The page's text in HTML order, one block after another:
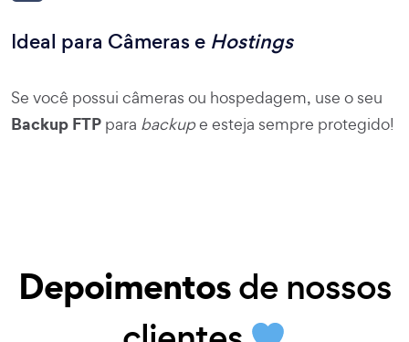
Ideal para Câmeras e Hostings
Se você possui câmeras ou hospedagem, use o seu
Backup FTP para backupe esteja sempre protegido!
Depoimentosde nossos